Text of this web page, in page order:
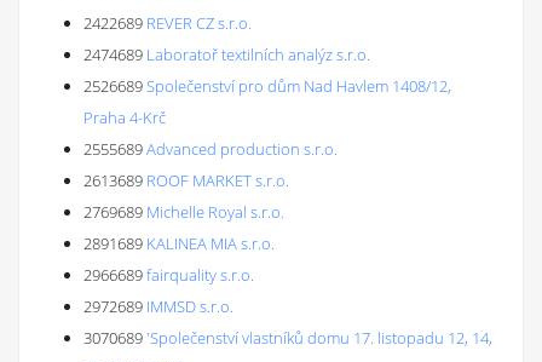
2422689 REVER CZ s.r.o.
2474689 Laboratoř textilních analýz s.r.o.
2526689Společenství pro dům Nad Havlem 1408/12,
Praha 4-Krč
2555689Advanced production s.r.o.
2613689 ROOF MARKET s.r.o.
2769689 Michelle Royal s.r.o.
2891689 KALINEA MIA s.r.o.
2966689fairquality s.r.o.
2972689 IMMSD s.r.o.
3070689'Společenství vlastníků domu 17. listopadu 12, 14,